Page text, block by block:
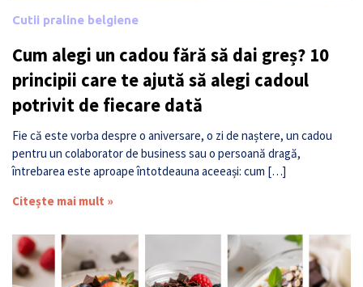
Cutii praline belgiene
Cum alegi un cadou fără să dai greș? 10
principii care te ajută să alegi cadoul
potrivit de fiecare dată
Fie că este vorba despre o aniversare, o zi de naștere, un cadou
pentru un colaborator de business sau o persoană dragă,
întrebarea este aproape întotdeauna aceeași: cum […]
Citește mai mult »